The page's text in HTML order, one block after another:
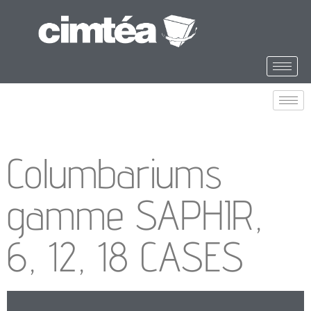
Columbariums
gamme SAPHIR,
6, 12, 18 CASES